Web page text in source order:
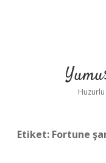
Etiket: Fortune